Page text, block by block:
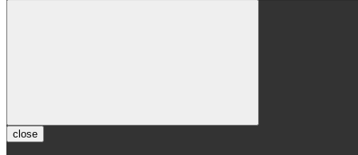
close